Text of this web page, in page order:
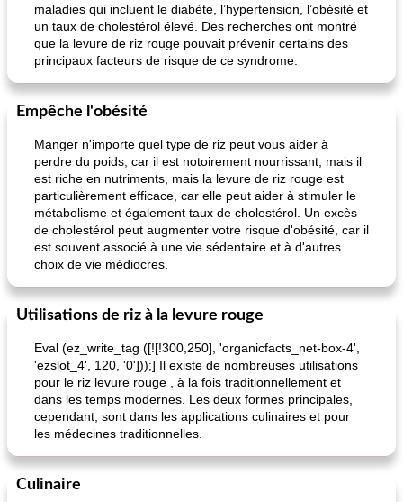
maladies qui incluent le diabète, l’hypertension, l’obésité et
un taux de cholestérol élevé. Des recherches ont montré
que la levure de riz rouge pouvait prévenir certains des
principaux facteurs de risque de ce syndrome.
Empêche l'obésité
Manger n'importe quel type de riz peut vous aider à
perdre du poids, car il est notoirement nourrissant, mais il
est riche en nutriments, mais la levure de riz rouge est
particulièrement efficace, car elle peut aider à stimuler le
métabolisme et également taux de cholestérol. Un excès
de cholestérol peut augmenter votre risque d'obésité, car il
est souvent associé à une vie sédentaire et à d'autres
choix de vie médiocres.
Utilisations de riz à la levure rouge
Eval (ez_write_tag ([![!300,250], 'organicfacts_net-box-4',
'ezslot_4', 120, '0']));] Il existe de nombreuses utilisations
pour le riz levure rouge , à la fois traditionnellement et
dans les temps modernes. Les deux formes principales,
cependant, sont dans les applications culinaires et pour
les médecines traditionnelles.
Culinaire